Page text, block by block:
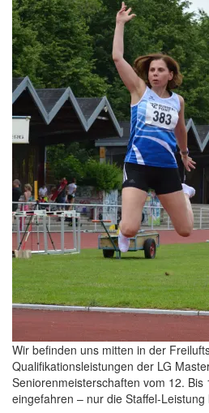
Wir befinden uns mitten in der
Qualifikationsleistungen der LG
Seniorenmeisterschaften vom 12. Bis
eingefahren – nur die Staffel-